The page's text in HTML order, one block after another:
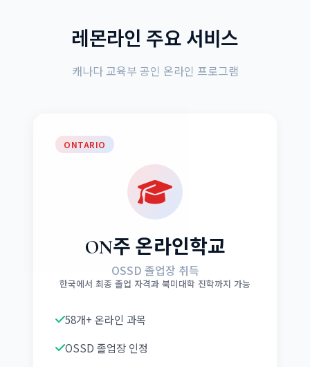
레몬라인 주요 서비스
캐나다 교육부 공인 온라인 프로그램
ONTARIO
ON주 온라인학교
OSSD 졸업장 취득
한국에서 최종 졸업 자격과 북미대학 진학까지 가능
58개+ 온라인 과목
OSSD 졸업장 인정